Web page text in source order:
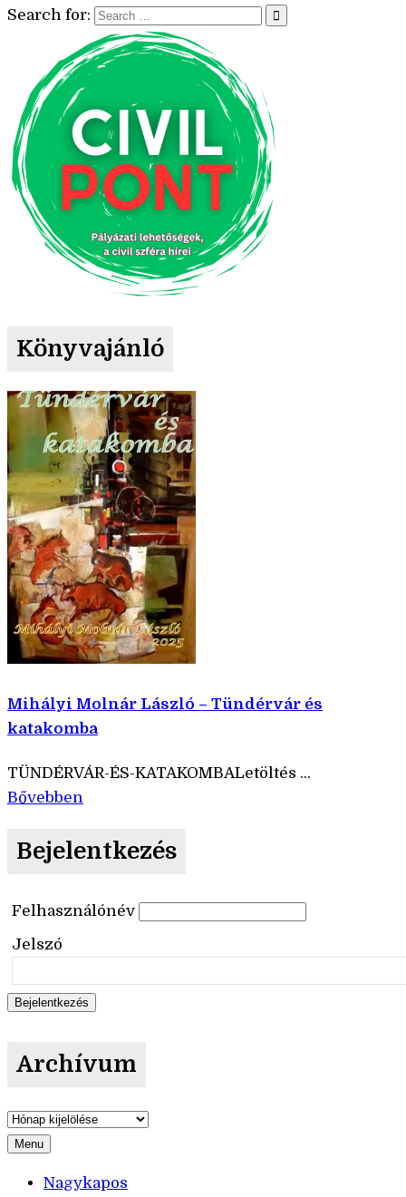
Search for:
Könyvajánló
Mihályi Molnár László – Tündérvár és
katakomba
TÜNDÉRVÁR-ÉS-KATAKOMBALetöltés ...
Bővebben
Bejelentkezés
Felhasználónév
Jelszó
Archívum
Archívum
Menu
Nagykapos